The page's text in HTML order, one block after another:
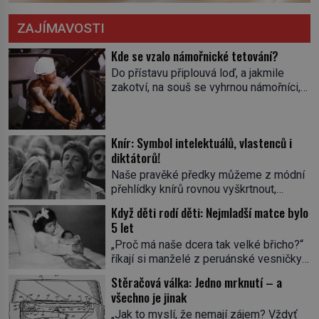
ZAJÍMAVOSTI
Kde se vzalo námořnické tetování?
Do přístavu připlouvá loď, a jakmile
zakotví, na souš se vyhrnou námořníci,
potetované paže. Námořnická kérka je
totiž něco jako uniforma. Tetování jako
takové má velmi hlubokou minulost.
Tetovaný je už pračlověk Ötzi, který
Knír: Symbol intelektuálů, vlastenců i
diktátorů!
Naše pravěké předky můžeme z módní
přehlídky knírů rovnou vyškrtnout,
jedním z nejstarších knírů musíme až do
starověkého Egypta. Najdeme ho na
soše egyptského prince Rahotepa, jenž
žil ve 26. století před naším
letopočtem! Není to ale něco obvyklého,
proto právě obyvatelé ze stínu pyramid
dbají na hygienu a kompletně holí […]
Když děti rodí děti: Nejmladší matce bylo
5 let
„Proč má naše dcera tak velké břicho?“
říkají si manželé z peruánské vesničky
nemocnice. Nemá ale v břiše nádor, jak
se obávali, ale sedmiměsíční plod! Ve
věku 5 let, 7 měsíců a 21 dnů porodí
Stěračová válka: Jedno mrknutí – a
všechno je jinak
„Jak to myslí, že nemají zájem? Vždyť